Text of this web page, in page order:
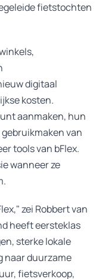
fietstochten
digitaal
kosten.
aanmaken, hun
van
tools van bFlex.
wanneer ze
zei Robbert van
heeft eersteklas
sterke lokale
naar duurzame
fietsverkoop,